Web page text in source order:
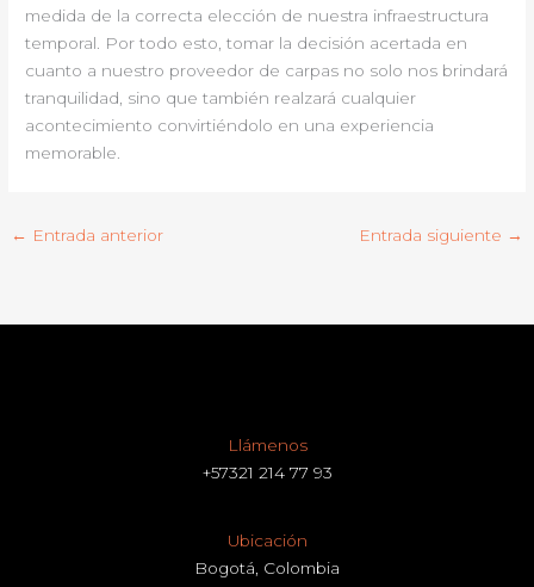
medida de la correcta elección de nuestra infraestructura
temporal. Por todo esto, tomar la decisión acertada en
cuanto a nuestro proveedor de carpas no solo nos brindará
tranquilidad, sino que también realzará cualquier
acontecimiento convirtiéndolo en una experiencia
memorable.
← Entrada anterior Entrada siguiente →
Llámenos
+57321 214 77 93
Ubicación
Bogotá, Colombia